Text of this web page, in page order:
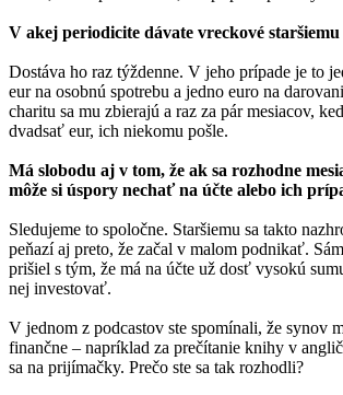
V akej periodicite dávate vreckové staršiemu
Dostáva ho raz týždenne. V jeho prípade je to
eur na osobnú spotrebu a jedno euro na
charitu sa mu zbierajú a raz za pár mesiacov,
dvadsať eur, ich niekomu pošle.
Má slobodu aj v tom, že ak sa rozhodne
môže si úspory nechať na účte alebo ich
Sledujeme to spoločne. Staršiemu sa takto
peňazí aj preto, že začal v malom podnikať.
prišiel s tým, že má na účte už dosť vysokú
nej investovať.
V jednom z podcastov ste spomínali, že synov
finančne – napríklad za prečítanie knihy v
sa na prijímačky. Prečo ste sa tak rozhodli?